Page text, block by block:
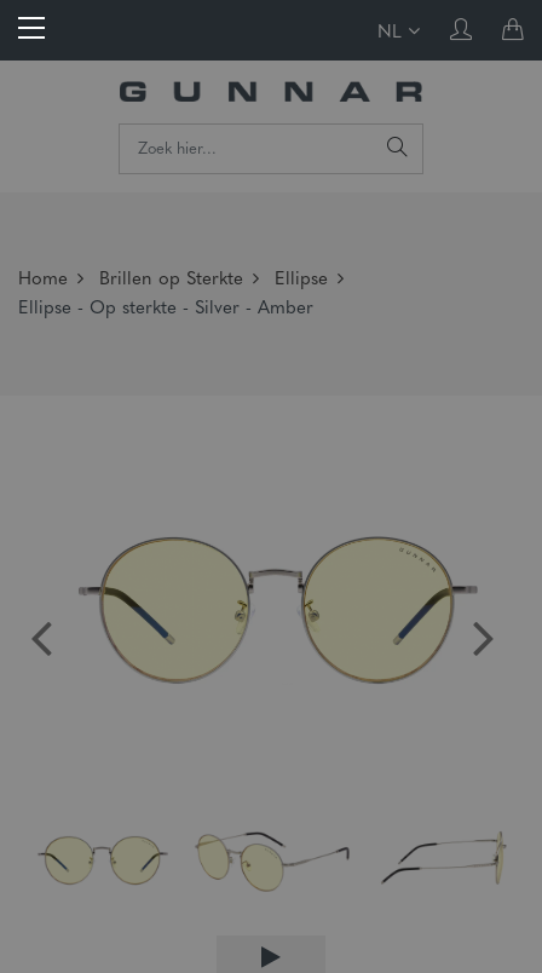
NL
Home Brillen op Sterkte
Ellipse
Ellipse - Op sterkte - Silver - Amber